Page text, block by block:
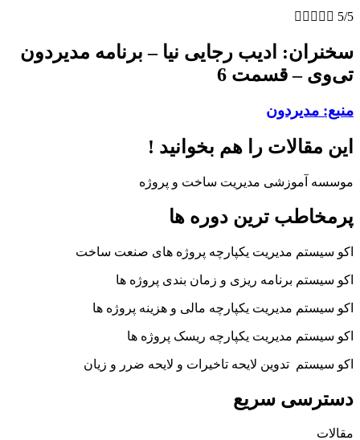
     5/5
سخنران: ادیب رجایی نیا – برنامه مدیردون
تی‌وی – قسمت 6
منبع: مدیردون
این مقالات را هم بخوانید !
موسسه آموزشی مدیریت ساخت و پروژه
پرمخاطب ترین دوره ها
اکو سیستم مدیریت یکپارچه پروژه های صنعت ساخت
اکو سیستم برنامه ریزی و زمان بندی پروژه ها
اکو سیستم مدیریت یکپارچه مالی و هزینه پروژه ها
اکو سیستم مدیریت یکپارچه ریسک پروژه ها
اکو سیستم تدوین لایحه تاخیرات و لایحه ضرر و زیان
دسترسی سریع
مقالات